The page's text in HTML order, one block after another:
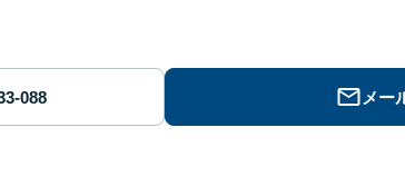
メー